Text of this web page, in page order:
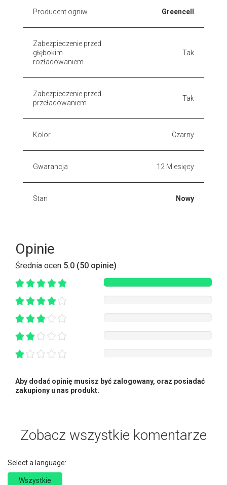
Producent ogniw Greencell
Zabezpieczenie przed
głębokim
rozładowaniem
Tak
Zabezpieczenie przed
przeładowaniem
Tak
Kolor Czarny
Gwarancja 12 Miesięcy
Stan Nowy
Opinie
Średnia ocen 5.0 (50 opinie)
Aby dodać opinię musisz być zalogowany, oraz posiadać
zakupiony u nas produkt.
Zobacz wszystkie komentarze
Select a language:
Wszystkie